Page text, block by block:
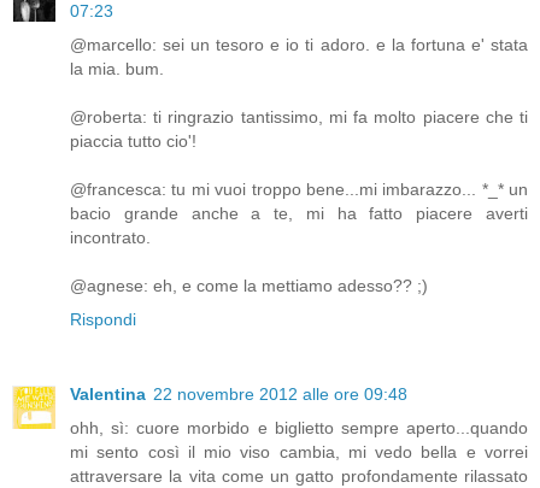
07:23
@marcello: sei un tesoro e io ti adoro. e la fortuna e' stata
la mia. bum.
@roberta: ti ringrazio tantissimo, mi fa molto piacere che ti
piaccia tutto cio'!
@francesca: tu mi vuoi troppo bene...mi imbarazzo... *_* un
bacio grande anche a te, mi ha fatto piacere averti
incontrato.
@agnese: eh, e come la mettiamo adesso?? ;)
Rispondi
Valentina 22 novembre 2012 alle ore 09:48
ohh, sì: cuore morbido e biglietto sempre aperto...quando
mi sento così il mio viso cambia, mi vedo bella e vorrei
attraversare la vita come un gatto profondamente rilassato